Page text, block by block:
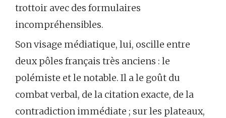
trottoir avec des formulaires
incompréhensibles.
Son visage médiatique, lui, oscille entre
deux pôles français très anciens : le
polémiste et le notable. Il a le goût du
combat verbal, de la citation exacte, de la
contradiction immédiate ; sur les plateaux,